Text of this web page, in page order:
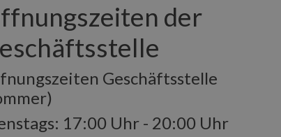
der
Geschäftsstelle
17:00 Uhr - 20:00 Uhr